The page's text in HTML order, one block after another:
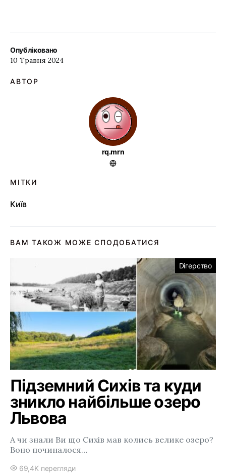
Опубліковано
10 Травня 2024
АВТОР
rq.mrn
МІТКИ
Київ
ВАМ ТАКОЖ МОЖЕ СПОДОБАТИСЯ
Dігерство
Підземний Сихів та куди
зникло найбільше озеро
Львова
А чи знали Ви що Сихів мав колись велике озеро?
Воно починалося…
69,4K перегляди